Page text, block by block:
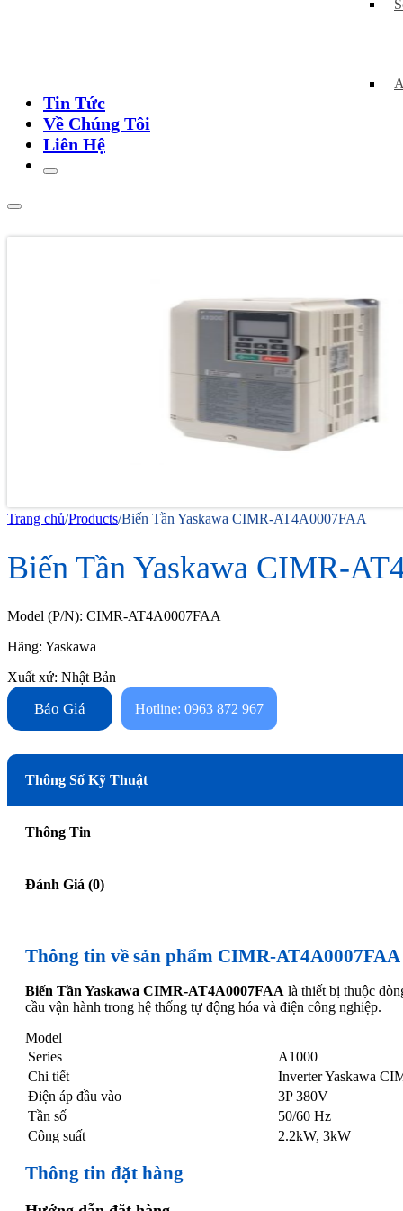
Tin Tức
Về Chúng Tôi
Liên Hệ
Trang chủ/Products/Biến Tần Yaskawa CIMR-AT4A0007FAA
Biến Tần Yaskawa CIMR-
Model (P/N): CIMR-AT4A0007FAA
Hãng: Yaskawa
Xuất xứ: Nhật Bản
Báo Giá Hotline: 0963 872 967
Thông Số Kỹ Thuật
Thông Tin
Đánh Giá (0)
Thông tin về sản phẩm CIMR-AT4A0007FAA
Biến Tần Yaskawa CIMR-AT4A0007FAA là thiết bị thuộc
cầu vận hành trong hệ thống tự động hóa và điện công nghiệp.
Model
Series
A1000
Chi tiết
Inverter Yaskawa
Điện áp đầu vào
3P 380V
Tần số
50/60 Hz
Công suất
2.2kW, 3kW
Thông tin đặt hàng